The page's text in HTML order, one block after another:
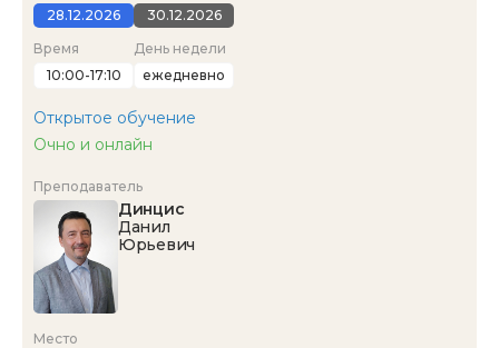
28.12.2026
30.12.2026
Время
10:00-17:10
День недели
ежедневно
Открытое обучение
Очно и онлайн
Преподаватель
Динцис
Данил
Юрьевич
Место